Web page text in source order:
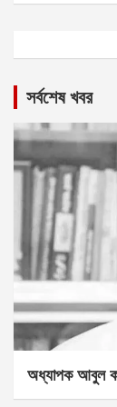
সর্বশেষ খবর
অধ্যাপক আবুল